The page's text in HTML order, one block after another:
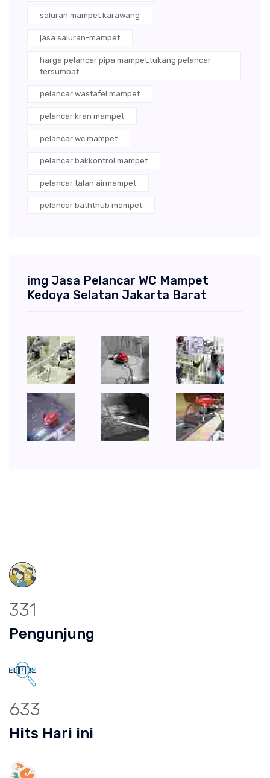
saluran mampet karawang
jasa saluran-mampet
harga pelancar pipa mampet,tukang pelancar
tersumbat
pelancar wastafel mampet
pelancar kran mampet
pelancar wc mampet
pelancar bakkontrol mampet
pelancar talan airmampet
pelancar baththub mampet
img Jasa Pelancar WC Mampet
Kedoya Selatan Jakarta Barat
331
Pengunjung
633
Hits Hari ini